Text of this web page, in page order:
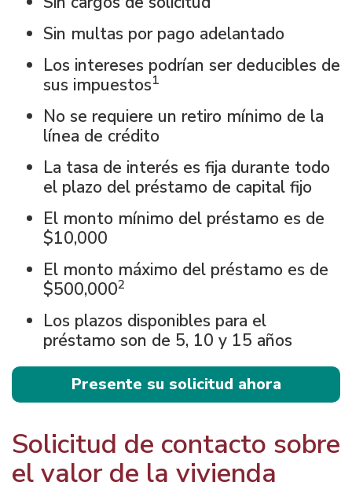
Sin multas por pago adelantado
Los intereses podrían ser deducibles de
sus impuestos1
No se requiere un retiro mínimo de la
línea de crédito
La tasa de interés es fija durante todo
el plazo del préstamo de capital fijo
El monto mínimo del préstamo es de
$10,000
El monto máximo del préstamo es de
$500,0002
Los plazos disponibles para el
préstamo son de 5, 10 y 15 años
Presente su solicitud ahora
Solicitud de contacto sobre
el valor de la vivienda